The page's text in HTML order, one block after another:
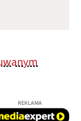
REKLAMA